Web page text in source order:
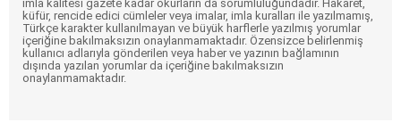
imla kalitesi gazete kadar okurların da sorumluluğundadır. Hakaret,
küfür, rencide edici cümleler veya imalar, imla kuralları ile yazılmamış,
Türkçe karakter kullanılmayan ve büyük harflerle yazılmış yorumlar
içeriğine bakılmaksızın onaylanmamaktadır. Özensizce belirlenmiş
kullanıcı adlarıyla gönderilen veya haber ve yazının bağlamının
dışında yazılan yorumlar da içeriğine bakılmaksızın
onaylanmamaktadır.